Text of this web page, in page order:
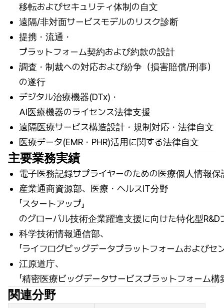
移転およびセキュリティ体制の自文
遠隔/非対面サービスモデルのリスク診断
提携・流通・
プラットフォーム契約および約款の設計
調査・制裁への対応および紛争（損害賠償/刑事）
の遂行
デジタル治療機器(DTx)・
AI医療機器のライセンス法律支援
遠隔医療サービス構造設計・規制対応・法律自文
医療データ(EMR・PHR)活用に関する法律自文
主要業務実績
電子医務記録サプライヤーのための医療個人情報
産業通商資源部、医療・ヘルスIT分野
「スタートアップ」
のグローバル技術企業躍進支援に向けた特化型
科学技術情報通信部、
「ライフログビッグデータプラットフォームおよびセ
江原道庁、
「精密医療ビッグデータサービスプラットフォーム構
関連分野